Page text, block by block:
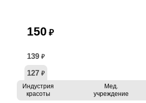
150 ₽
139 ₽
127 ₽
Индустрия
красоты
Мед.
учреждение